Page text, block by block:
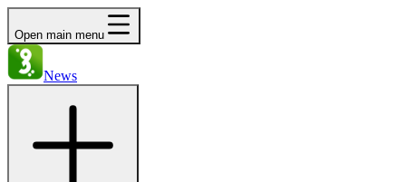
Open main menu
News